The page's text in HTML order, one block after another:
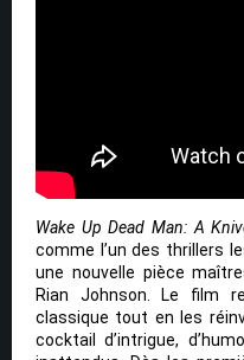
Wake Up Dead Man: A
comme l’un des thrillers
une nouvelle pièce
Rian Johnson. Le film
classique tout en les
cocktail d’intrigue,